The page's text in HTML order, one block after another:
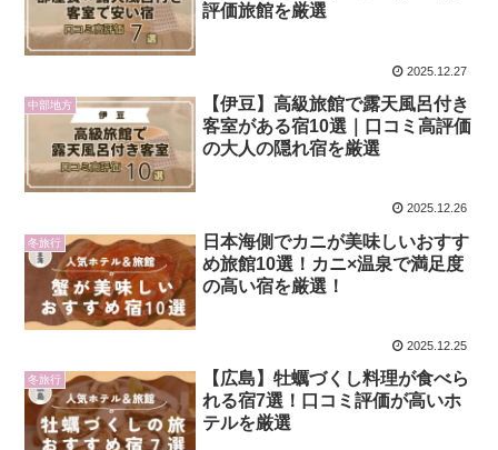
評価旅館を厳選
2025.12.27
中部地方
【伊豆】高級旅館で露天風呂付き
客室がある宿10選｜口コミ高評価
の大人の隠れ宿を厳選
2025.12.26
冬旅行
日本海側でカニが美味しいおすす
め旅館10選！カニ×温泉で満足度
の高い宿を厳選！
2025.12.25
冬旅行
【広島】牡蠣づくし料理が食べら
れる宿7選！口コミ評価が高いホ
テルを厳選